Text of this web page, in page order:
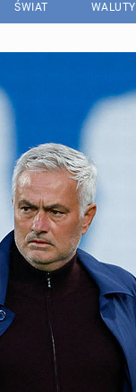
ŚWIAT WALUTY